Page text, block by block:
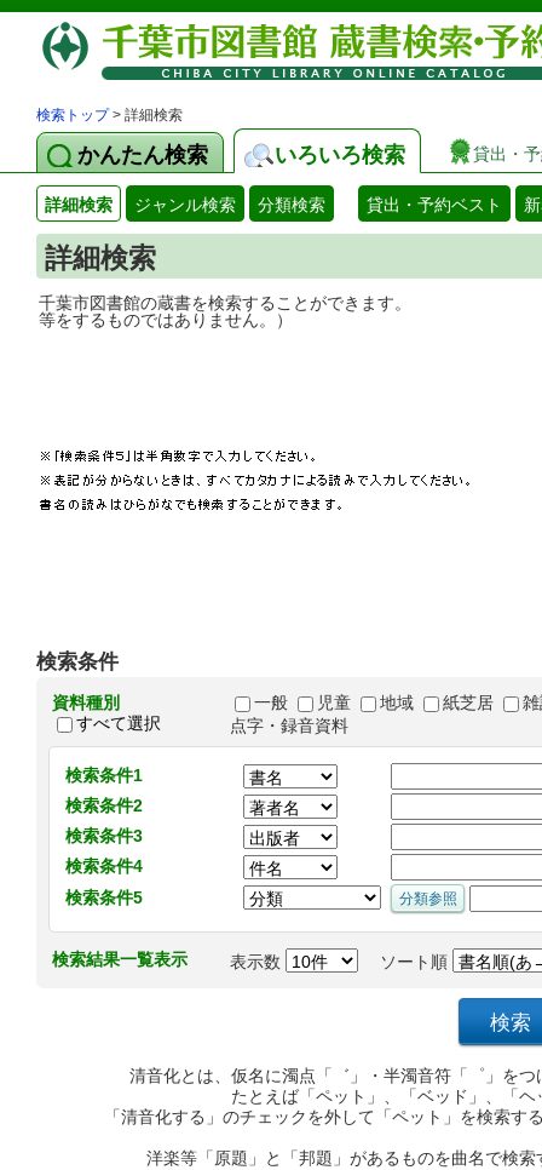
検索トップ> 詳細検索
かんたん検索 いろいろ検索 貸出・
詳細検索 ジャンル検索 分類検索 貸出・予約ベスト
詳細検索
千葉市図書館の蔵書を検索することがで
等をするものではありません。）
検索条件
資料種別
すべて選択
一般 児童 地域 紙芝居
点字・録音資料
検索条件1
検索条件2
検索条件3
検索条件4
検索条件5
検索結果一覧表示 表示数 ソート順
清音化とは、仮名に濁点「゛」・半濁音符「゜」を
たとえば「ペット」、「ベッド」、「
「清音化する」のチェックを外して「ペット」を検索
洋楽等「原題」と「邦題」があるものを曲名で検